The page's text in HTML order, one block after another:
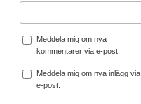
Meddela mig om nya
kommentarer via e-post.
Meddela mig om nya inlägg via
e-post.